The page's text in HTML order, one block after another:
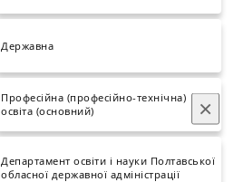
×
Державна
Професійна (професійно-технічна)
освіта (основний)
Департамент освіти і науки Полтавської
обласної державної адміністрації